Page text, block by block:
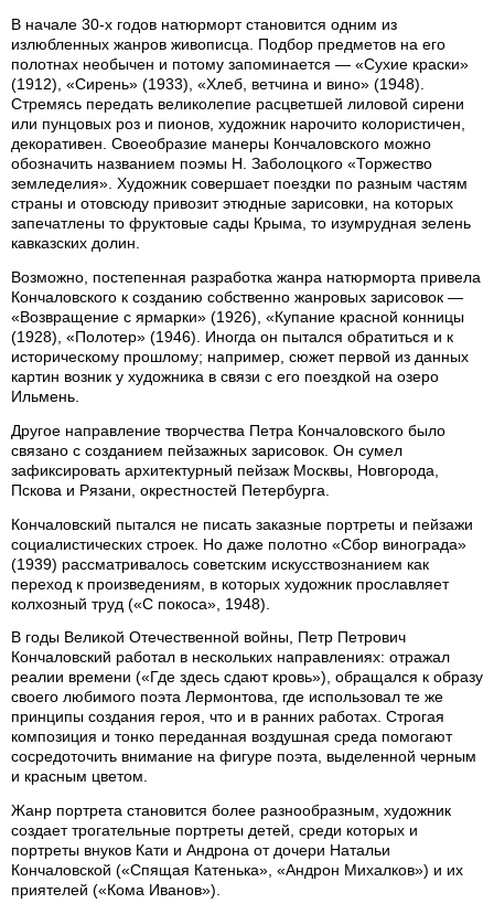
В начале 30-х годов натюрморт становится одним из
излюбленных жанров живописца. Подбор предметов на его
полотнах необычен и потому запоминается — «Сухие краски»
(1912), «Сирень» (1933), «Хлеб, ветчина и вино» (1948).
Стремясь передать великолепие расцветшей лиловой сирени
или пунцовых роз и пионов, художник нарочито колористичен,
декоративен. Своеобразие манеры Кончаловского можно
обозначить названием поэмы Н. Заболоцкого «Торжество
земледелия». Художник совершает поездки по разным частям
страны и отовсюду привозит этюдные зарисовки, на которых
запечатлены то фруктовые сады Крыма, то изумрудная зелень
кавказских долин.
Возможно, постепенная разработка жанра натюрморта привела
Кончаловского к созданию собственно жанровых зарисовок —
«Возвращение с ярмарки» (1926), «Купание красной конницы
(1928), «Полотер» (1946). Иногда он пытался обратиться и к
историческому прошлому; например, сюжет первой из данных
картин возник у художника в связи с его поездкой на озеро
Ильмень.
Другое направление творчества Петра Кончаловского было
связано с созданием пейзажных зарисовок. Он сумел
зафиксировать архитектурный пейзаж Москвы, Новгорода,
Пскова и Рязани, окрестностей Петербурга.
Кончаловский пытался не писать заказные портреты и пейзажи
социалистических строек. Но даже полотно «Сбор винограда»
(1939) рассматривалось советским искусствознанием как
переход к произведениям, в которых художник прославляет
колхозный труд («С покоса», 1948).
В годы Великой Отечественной войны, Петр Петрович
Кончаловский работал в нескольких направлениях: отражал
реалии времени («Где здесь сдают кровь»), обращался к образу
своего любимого поэта Лермонтова, где использовал те же
принципы создания героя, что и в ранних работах. Строгая
композиция и тонко переданная воздушная среда помогают
сосредоточить внимание на фигуре поэта, выделенной черным
и красным цветом.
Жанр портрета становится более разнообразным, художник
создает трогательные портреты детей, среди которых и
портреты внуков Кати и Андрона от дочери Натальи
Кончаловской («Спящая Катенька», «Андрон Михалков») и их
приятелей («Кома Иванов»).